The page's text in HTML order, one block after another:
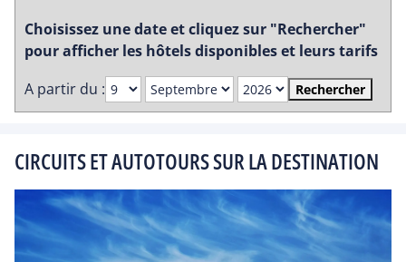
Choisissez une date et cliquez sur "Rechercher"
pour afficher les hôtels disponibles et leurs tarifs
A partir du :
Rechercher
CIRCUITS ET AUTOTOURS SUR LA DESTINATION